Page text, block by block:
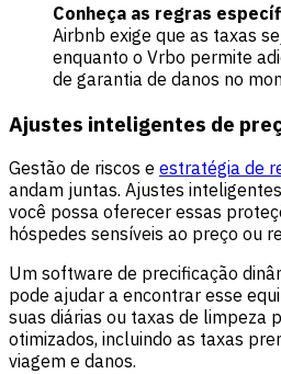
Conheça as regras
Airbnb exige que as taxas
enquanto o Vrbo permite
de garantia de danos no
Ajustes inteligentes de
Gestão de riscos e estratégia de
andam juntas. Ajustes
você possa oferecer essas
hóspedes sensíveis ao preço ou
Um software de precificação
pode ajudar a encontrar esse
suas diárias ou taxas de limpeza
otimizados, incluindo as taxas
viagem e danos.